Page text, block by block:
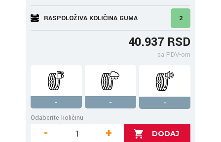
RASPOLOŽIVA KOLIČINA GUMA 2
40.937 RSD
sa PDV-om
- -
-
Odaberite količinu
- +